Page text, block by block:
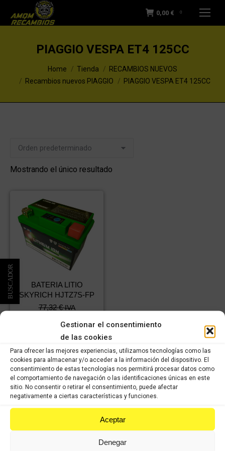
Gestionar el consentimiento
de las cookies
Para ofrecer las mejores experiencias, utilizamos tecnologías como las
cookies para almacenar y/o acceder a la información del dispositivo. El
consentimiento de estas tecnologías nos permitirá procesar datos como
el comportamiento de navegación o las identificaciones únicas en este
sitio. No consentir o retirar el consentimiento, puede afectar
negativamente a ciertas características y funciones.
Aceptar
Denegar
0,00 € 0
PIAGGIO VESPA ET4 125CC
You are here:Home Tienda
RECAMBIOS NUEVOS
Recambios nuevos PIAGGIO
PIAGGIO VESPA ET4 125CC
Mostrando el único resultado
BATERIA LITIO
SKYRICH HJTZ7S-FP
77,32€ IVA
incluido
Comprar
VISÍTANOS